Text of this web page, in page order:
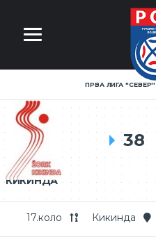
ПРВА ЛИГА ''СЕВЕР''
КИКИНДА
38
17.коло Кикинда